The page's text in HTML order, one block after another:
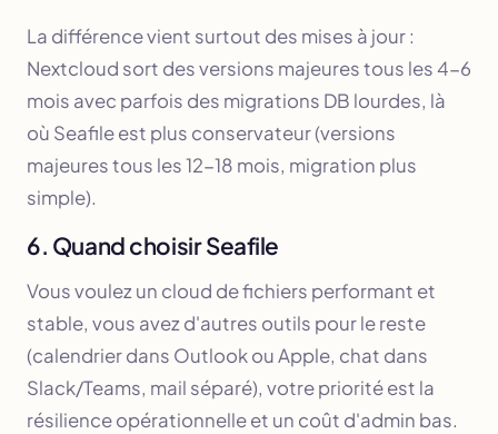
La différence vient surtout des mises à jour :
Nextcloud sort des versions majeures tous les 4-6
mois avec parfois des migrations DB lourdes, là
où Seafile est plus conservateur (versions
majeures tous les 12-18 mois, migration plus
simple).
6. Quand choisir Seafile
Vous voulez un cloud de fichiers performant et
stable, vous avez d'autres outils pour le reste
(calendrier dans Outlook ou Apple, chat dans
Slack/Teams, mail séparé), votre priorité est la
résilience opérationnelle et un coût d'admin bas.